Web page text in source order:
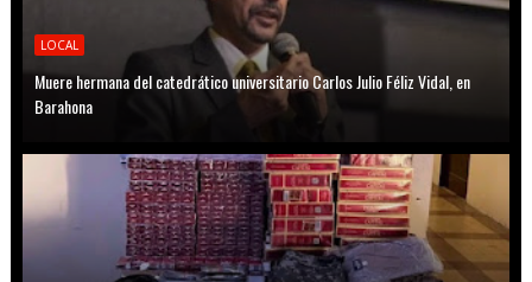
LOCAL
Muere hermana del catedrático universitario Carlos Julio Féliz Vidal, en
Barahona